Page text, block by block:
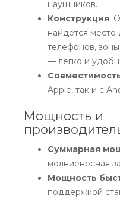
наушников.
Конструкция:
найдется место
телефонов,
— легко и
Apple, так и с
Мощность и
Суммарная
молниеносная
Мощность
поддержкой